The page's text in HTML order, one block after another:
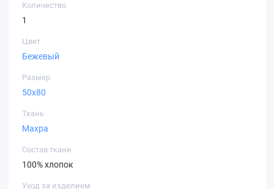
Количество
1
Цвет
Бежевый
Размер
50х80
Ткань
Махра
Состав ткани
100% хлопок
Уход за изделием